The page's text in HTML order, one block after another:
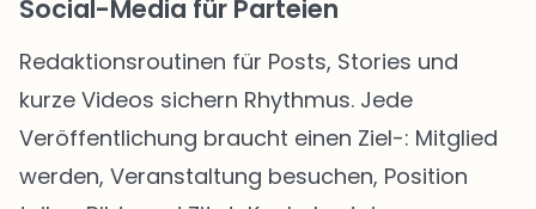
Social-Media für Parteien
Redaktionsroutinen für Posts, Stories und
kurze Videos sichern Rhythmus. Jede
Veröffentlichung braucht einen Ziel-: Mitglied
werden, Veranstaltung besuchen, Position